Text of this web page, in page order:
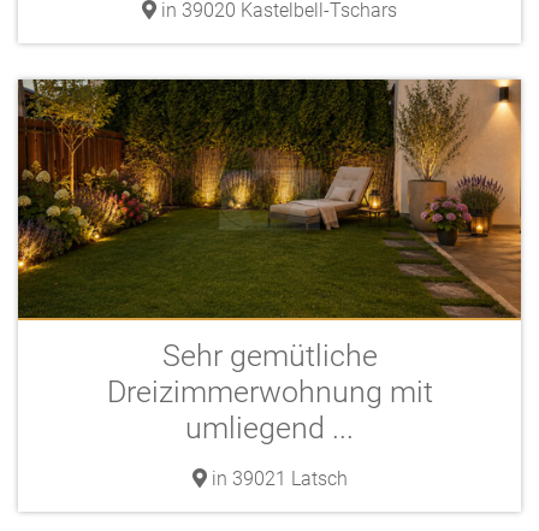
in 39020 Kastelbell-Tschars
Sehr gemütliche
Dreizimmerwohnung mit
umliegend ...
in 39021 Latsch